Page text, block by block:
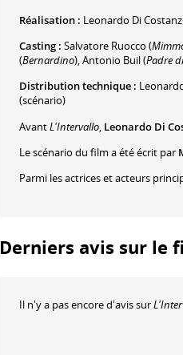
Réalisation : Leonardo Di
Casting : Salvatore Ruocco (
(Bernardino),Antonio Buil(Padre
Distribution technique :
(scénario)
AvantL'Intervallo, Leonardo Di
Le scénario du film a été écrit par
Parmi les actrices et acteurs
Derniers avis sur le
Il n'y a pas encore d'avis sur